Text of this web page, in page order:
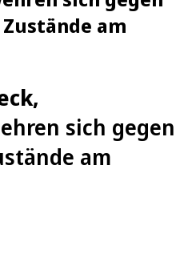
am
sich gegen
am